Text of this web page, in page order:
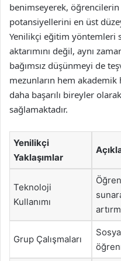
benimseyerek,
potansiyellerini en üst
Yenilikçi eğitim yöntemleri
aktarımını değil, aynı
bağımsız düşünmeyi de
mezunların hem
daha başarılı bireyler
sağlamaktadır.
Yenilikçi
Yaklaşımlar
Teknoloji
Kullanımı
Grup Çalışmaları